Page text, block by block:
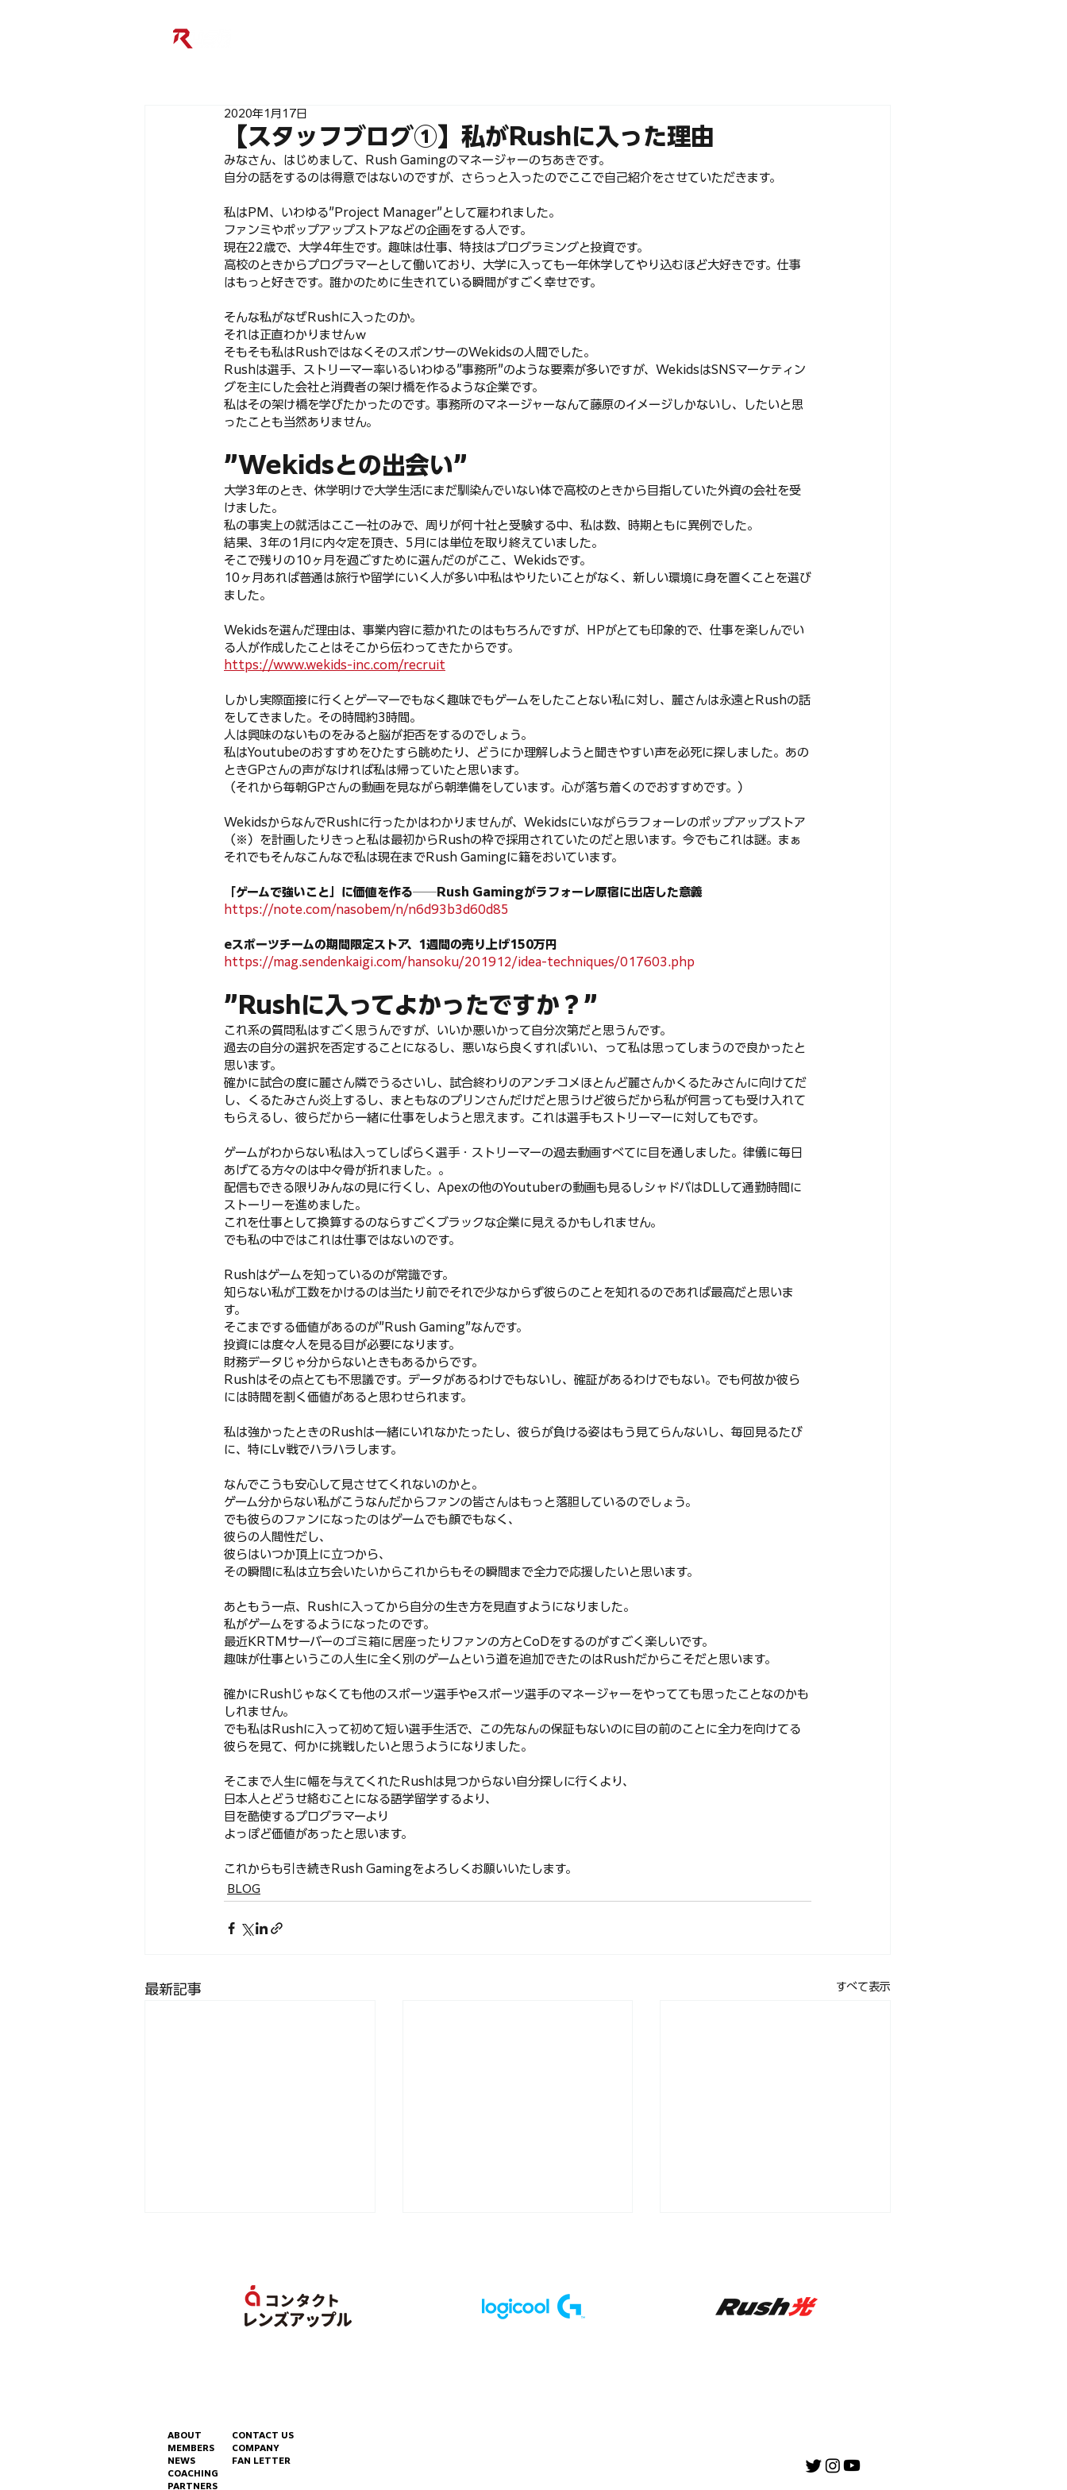
【スタッフブログ①】私がRushに入った理由
2020年1月17日
みなさん、はじめまして、Rush Gamingのマネージャーのちあきです。
自分の話をするのは得意ではないのですが、さらっと入ったのでここで自己紹介をさせていただきます。
私はPM、いわゆる”Project Manager”として雇われました。
ファンミやポップアップストアなどの企画をする人です。
現在22歳で、大学4年生です。趣味は仕事、特技はプログラミングと投資です。
高校のときからプログラマーとして働いており、大学に入っても一年休学してやり込むほど大好きです。仕事
はもっと好きです。誰かのために生きれている瞬間がすごく幸せです。
そんな私がなぜRushに入ったのか。
それは正直わかりませんｗ
そもそも私はRushではなくそのスポンサーのWekidsの人間でした。
Rushは選手、ストリーマー率いるいわゆる”事務所”のような要素が多いですが、WekidsはSNSマーケティン
グを主にした会社と消費者の架け橋を作るような企業です。
私はその架け橋を学びたかったのです。事務所のマネージャーなんて藤原のイメージしかないし、したいと思
ったことも当然ありません。
”Wekidsとの出会い”
大学3年のとき、休学明けで大学生活にまだ馴染んでいない体で高校のときから目指していた外資の会社を受
けました。
私の事実上の就活はここ一社のみで、周りが何十社と受験する中、私は数、時期ともに異例でした。
結果、3年の1月に内々定を頂き、5月には単位を取り終えていました。
そこで残りの10ヶ月を過ごすために選んだのがここ、Wekidsです。
10ヶ月あれば普通は旅行や留学にいく人が多い中私はやりたいことがなく、新しい環境に身を置くことを選び
ました。
Wekidsを選んだ理由は、事業内容に惹かれたのはもちろんですが、HPがとても印象的で、仕事を楽しんでい
る人が作成したことはそこから伝わってきたからです。
https://www.wekids-inc.com/recruit
しかし実際面接に行くとゲーマーでもなく趣味でもゲームをしたことない私に対し、麗さんは永遠とRushの話
をしてきました。その時間約3時間。
人は興味のないものをみると脳が拒否をするのでしょう。
私はYoutubeのおすすめをひたすら眺めたり、どうにか理解しようと聞きやすい声を必死に探しました。あの
ときGPさんの声がなければ私は帰っていたと思います。
（それから毎朝GPさんの動画を見ながら朝準備をしています。心が落ち着くのでおすすめです。）
WekidsからなんでRushに行ったかはわかりませんが、Wekidsにいながらラフォーレのポップアップストア
（※）を計画したりきっと私は最初からRushの枠で採用されていたのだと思います。今でもこれは謎。まぁ
それでもそんなこんなで私は現在までRush Gamingに籍をおいています。
「ゲームで強いこと」に価値を作る──Rush Gamingがラフォーレ原宿に出店した意義
https://note.com/nasobem/n/n6d93b3d60d85
eスポーツチームの期間限定ストア、1週間の売り上げ150万円
https://mag.sendenkaigi.com/hansoku/201912/idea-techniques/017603.php
”Rushに入ってよかったですか？”
これ系の質問私はすごく思うんですが、いいか悪いかって自分次第だと思うんです。
過去の自分の選択を否定することになるし、悪いなら良くすればいい、って私は思ってしまうので良かったと
思います。
確かに試合の度に麗さん隣でうるさいし、試合終わりのアンチコメほとんど麗さんかくるたみさんに向けてだ
し、くるたみさん炎上するし、まともなのプリンさんだけだと思うけど彼らだから私が何言っても受け入れて
もらえるし、彼らだから一緒に仕事をしようと思えます。これは選手もストリーマーに対してもです。
ゲームがわからない私は入ってしばらく選手・ストリーマーの過去動画すべてに目を通しました。律儀に毎日
あげてる方々のは中々骨が折れました。。
配信もできる限りみんなの見に行くし、Apexの他のYoutuberの動画も見るしシャドバはDLして通勤時間に
ストーリーを進めました。
これを仕事として換算するのならすごくブラックな企業に見えるかもしれません。
でも私の中ではこれは仕事ではないのです。
Rushはゲームを知っているのが常識です。
知らない私が工数をかけるのは当たり前でそれで少なからず彼らのことを知れるのであれば最高だと思いま
す。
そこまでする価値があるのが”Rush Gaming”なんです。
投資には度々人を見る目が必要になります。
財務データじゃ分からないときもあるからです。
Rushはその点とても不思議です。データがあるわけでもないし、確証があるわけでもない。でも何故か彼ら
には時間を割く価値があると思わせられます。
私は強かったときのRushは一緒にいれなかたったし、彼らが負ける姿はもう見てらんないし、毎回見るたび
に、特にLv戦でハラハラします。
なんでこうも安心して見させてくれないのかと。
ゲーム分からない私がこうなんだからファンの皆さんはもっと落胆しているのでしょう。
でも彼らのファンになったのはゲームでも顔でもなく、
彼らの人間性だし、
彼らはいつか頂上に立つから、
その瞬間に私は立ち会いたいからこれからもその瞬間まで全力で応援したいと思います。
あともう一点、Rushに入ってから自分の生き方を見直すようになりました。
私がゲームをするようになったのです。
最近KRTMサーバーのゴミ箱に居座ったりファンの方とCoDをするのがすごく楽しいです。
趣味が仕事というこの人生に全く別のゲームという道を追加できたのはRushだからこそだと思います。
確かにRushじゃなくても他のスポーツ選手やeスポーツ選手のマネージャーをやってても思ったことなのかも
しれません。
でも私はRushに入って初めて短い選手生活で、この先なんの保証もないのに目の前のことに全力を向けてる
彼らを見て、何かに挑戦したいと思うようになりました。
そこまで人生に幅を与えてくれたRushは見つからない自分探しに行くより、
日本人とどうせ絡むことになる語学留学するより、
目を酷使するプログラマーより
よっぽど価値があったと思います。
これからも引き続きRush Gamingをよろしくお願いいたします。
BLOG
最新記事 すべて表示
た！
ABOUT
MEMBERS
NEWS
COACHING
PARTNERS
CONTACT US
COMPANY
FAN LETTER